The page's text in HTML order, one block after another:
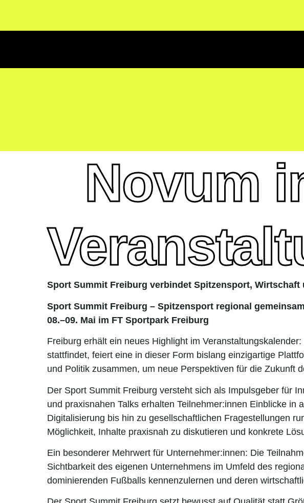
Agenda
Novum
Sport Summit Freiburg verbindet Spitzensport, Wirtschaft
Sport Summit Freiburg – Spitzensport regional
08.–09. Mai im FT Sportpark Freiburg
Freiburg erhält ein neues Highlight im
stattfindet, feiert eine in dieser Form bislang einzigartige
und Politik zusammen, um neue Perspektiven für die Zukunft
Der Sport Summit Freiburg versteht sich als Impulsgeber für
und praxisnahen Talks erhalten Teilnehmer:innen Einblicke
Digitalisierung bis hin zu gesellschaftlichen Fragestellungen
Möglichkeit, Inhalte praxisnah zu diskutieren und konkrete
Ein besonderer Mehrwert für Unternehmer:innen: Die
Sichtbarkeit des eigenen Unternehmens im Umfeld des
dominierenden Fußballs kennenzulernen und deren